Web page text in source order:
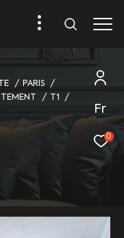
Fr
0
PARIS
T1